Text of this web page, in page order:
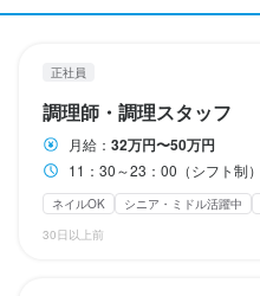
ヘルプ・お問い合わせフォーム
掲載をご検討の店舗様へ
食べログ求人PRESS
正社員
調理師・調理スタッフ
月給： 32万円〜50万円
11：30～23：00（シフト制）
ネイルOK シニア・ミドル活躍中
30日以上前
11：30～23：00（シフト制）
終電考慮あり ダブルワーク・副業OK
休日・休暇
月8日休み（有給休暇あり）
契約期限の定めなし
独立実績あり
髪型自由 ひげOK
特徴